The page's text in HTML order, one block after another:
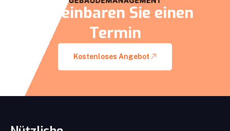
Vereinbaren Sie einen
Termin
Kostenloses Angebot